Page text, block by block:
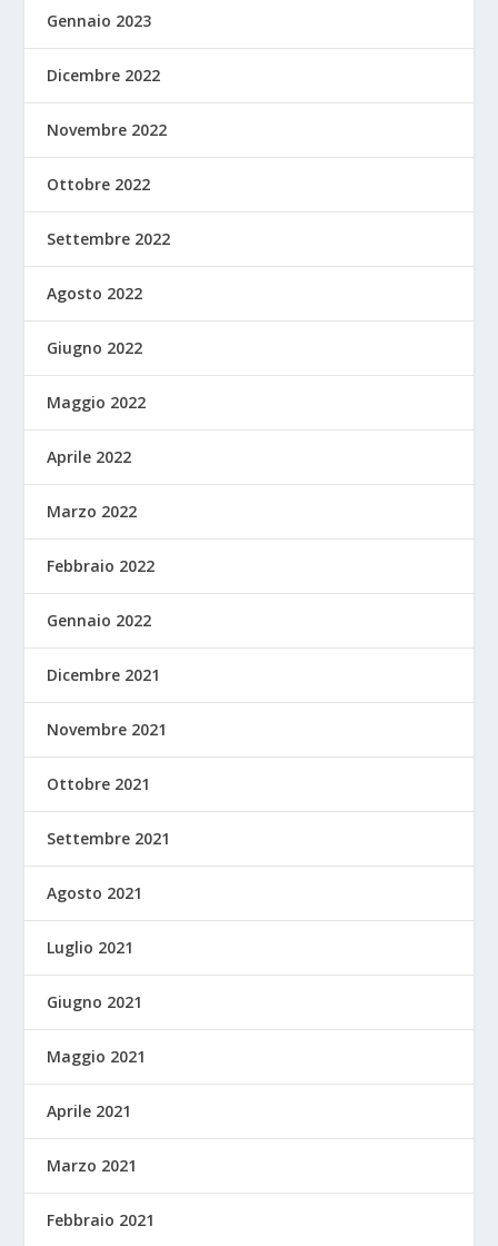
Gennaio 2023
Dicembre 2022
Novembre 2022
Ottobre 2022
Settembre 2022
Agosto 2022
Giugno 2022
Maggio 2022
Aprile 2022
Marzo 2022
Febbraio 2022
Gennaio 2022
Dicembre 2021
Novembre 2021
Ottobre 2021
Settembre 2021
Agosto 2021
Luglio 2021
Giugno 2021
Maggio 2021
Aprile 2021
Marzo 2021
Febbraio 2021